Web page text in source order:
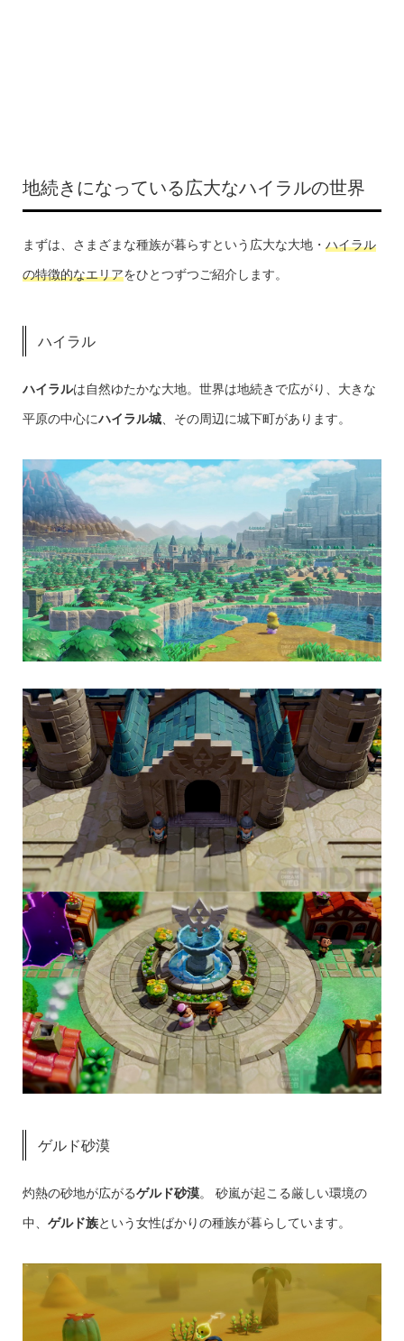
地続きになっている広大なハイラルの世界
まずは、さまざまな種族が暮らすという広大な大地・ ハイラル
の特徴的なエリアをひとつずつご紹介します。
ハイラル
ハイラルは自然ゆたかな大地。世界は地続きで広がり、大きな
平原の中心にハイラル城、その周辺に城下町があります。
ゲルド砂漠
灼熱の砂地が広がるゲルド砂漠。 砂嵐が起こる厳しい環境の
中、 ゲルド族という女性ばかりの種族が暮らしています。